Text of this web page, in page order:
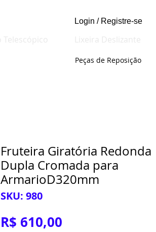
Login / Registre-se
Peças de Reposição
Fruteira Giratória Redonda
Dupla Cromada para
ArmarioD320mm
SKU: 980
R$ 610,00